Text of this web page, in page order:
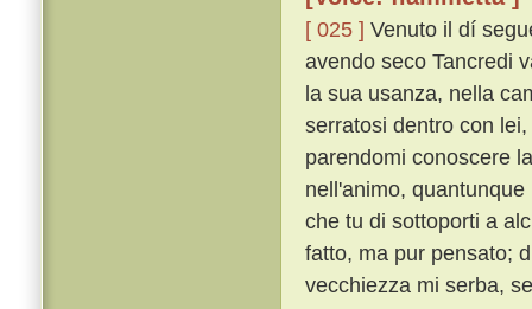
[ 025 ] Venuto il dí
avendo seco Tancredi
la sua usanza, nella
serratosi dentro con
parendomi conoscere
nell'animo,
che tu di sottoporti a
fatto, ma pur pensato;
vecchiezza mi serba,